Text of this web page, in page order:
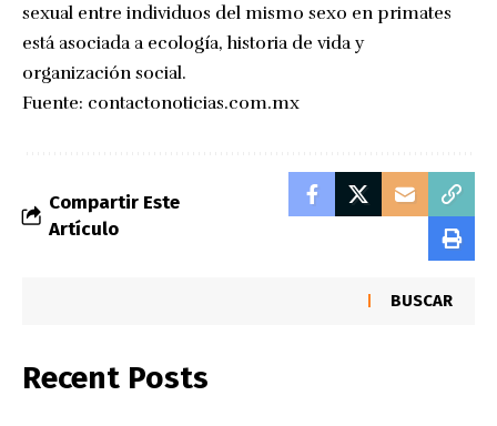
sexual entre individuos del mismo sexo en primates
está asociada a ecología, historia de vida y
organización social.
Fuente: contactonoticias.com.mx
Compartir Este
Artículo
BUSCAR
Recent Posts